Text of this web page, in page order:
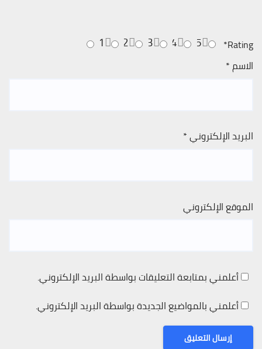
Rating
*
5
4
3
2
1
الاسم*
البريد الإلكتروني*
الموقع الإلكتروني
أعلمني بمتابعة التعليقات بواسطة البريد الإلكتروني.
أعلمني بالمواضيع الجديدة بواسطة البريد الإلكتروني.